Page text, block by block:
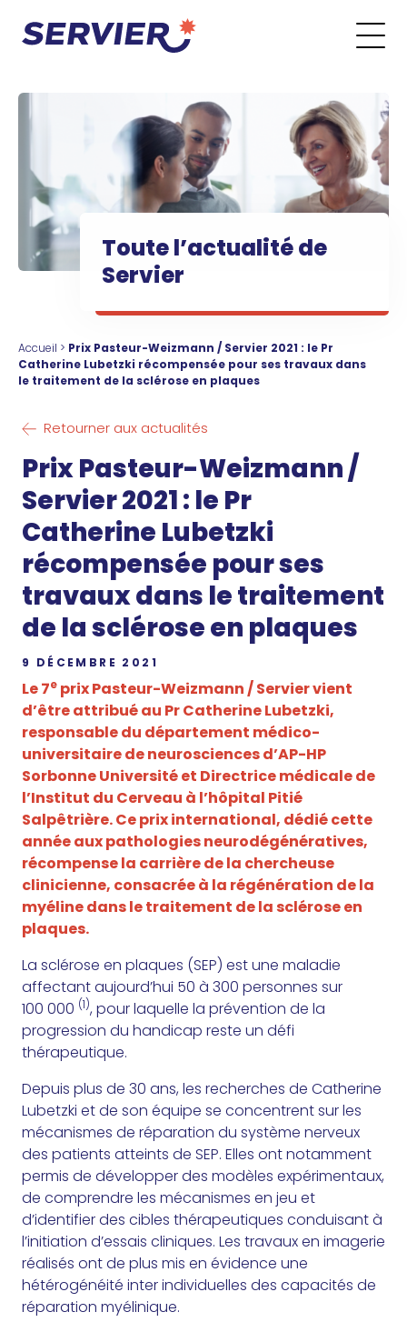
Toute l’actualité de
Servier
Accueil > Prix Pasteur-Weizmann / Servier 2021 : le Pr
Catherine Lubetzki récompensée pour ses travaux dans
le traitement de la sclérose en plaques
Retourner aux actualités
Prix Pasteur-Weizmann /
Servier 2021 : le Pr
Catherine Lubetzki
récompensée pour ses
travaux dans le traitement
de la sclérose en plaques
9 DÉCEMBRE 2021
Le 7e prix Pasteur-Weizmann / Servier vient
d’être attribué au Pr Catherine Lubetzki,
responsable du département médico-
universitaire de neurosciences d’AP-HP
Sorbonne Université et Directrice médicale de
l’Institut du Cerveau à l’hôpital Pitié
Salpêtrière. Ce prix international, dédié cette
année aux pathologies neurodégénératives,
récompense la carrière de la chercheuse
clinicienne, consacrée à la régénération de la
myéline dans le traitement de la sclérose en
plaques.
La sclérose en plaques (SEP) est une maladie
affectant aujourd’hui 50 à 300 personnes sur
100 000 (1), pour laquelle la prévention de la
progression du handicap reste un défi
thérapeutique.
Depuis plus de 30 ans, les recherches de Catherine
Lubetzki et de son équipe se concentrent sur les
mécanismes de réparation du système nerveux
des patients atteints de SEP. Elles ont notamment
permis de développer des modèles expérimentaux,
de comprendre les mécanismes en jeu et
d’identifier des cibles thérapeutiques conduisant à
l’initiation d’essais cliniques. Les travaux en imagerie
réalisés ont de plus mis en évidence une
hétérogénéité inter individuelles des capacités de
réparation myélinique.